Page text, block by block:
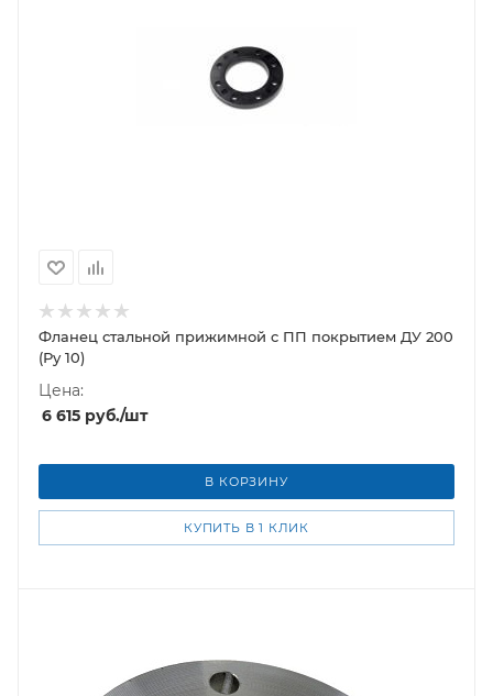
Фланец стальной прижимной c ПП покрытием ДУ 200
(Ру 10)
Цена:
6 615 руб./шт
В КОРЗИНУ
КУПИТЬ В 1 КЛИК